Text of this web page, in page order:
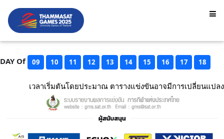
DAY Of 09 10 11 12 13 14 15 16 17 18
เวลาเริ่มตันโดยประมาณ ตารางแข่งขันอาจมีการเปลี่ยนแปลง